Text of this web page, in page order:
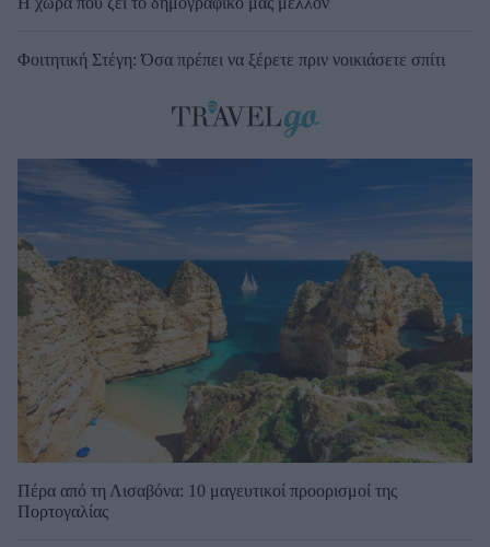
Φοιτητική Στέγη: Όσα πρέπει να ξέρετε πριν νοικιάσετε σπίτι
Πέρα από τη Λισαβόνα: 10 μαγευτικοί προορισμοί της
Πορτογαλίας